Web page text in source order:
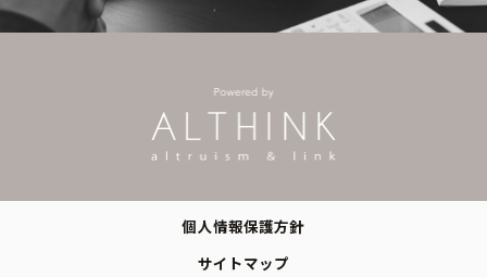
個人情報保護方針
サイトマップ